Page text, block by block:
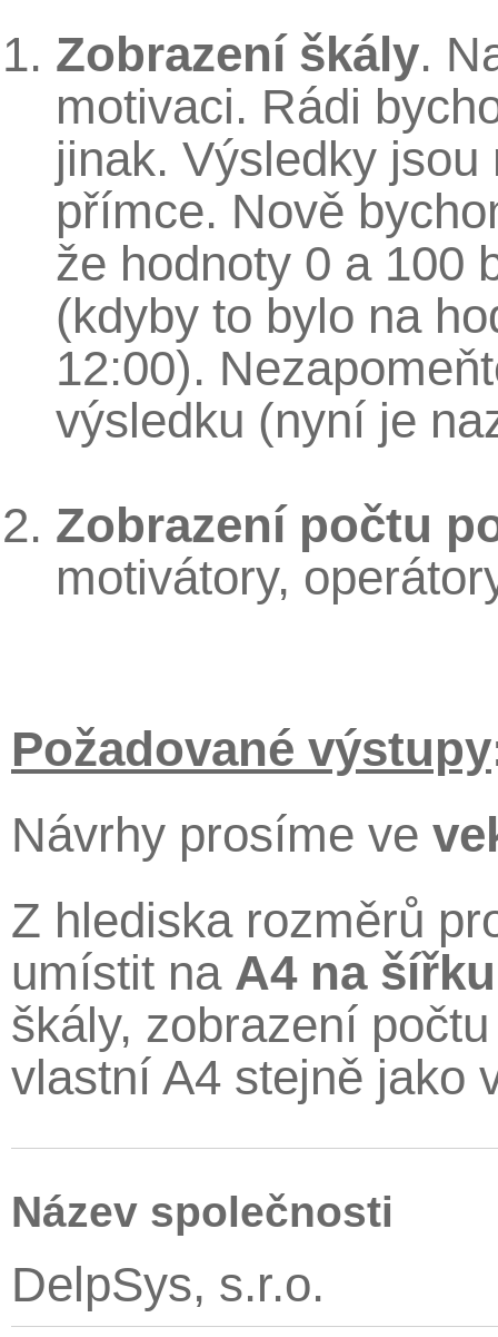
Zobrazení škály.
motivaci. Rádi
jinak. Výsledky
přímce. Nově
že hodnoty 0 a 100
(kdyby to bylo na
12:00).
výsledku (nyní je
Zobrazení počtu
motivátory,
Požadované výstupy
Návrhy prosíme ve
Z hlediska rozměrů
umístit na A4 na
škály, zobrazení
vlastní A4 stejně jako
Název společnosti
DelpSys, s.r.o.